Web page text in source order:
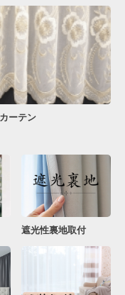
ーテン
遮光性裏地取付